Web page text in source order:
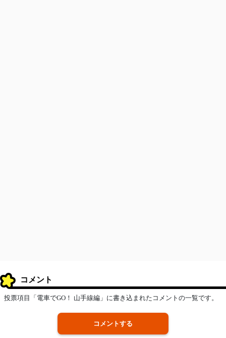
コメント
投票項目「電車でGO！ 山手線編」に書き込まれたコメントの一覧です。
コメントする